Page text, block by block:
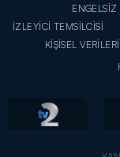
İZLEYİCİ TEMSİLCİSİ
KİŞİSEL